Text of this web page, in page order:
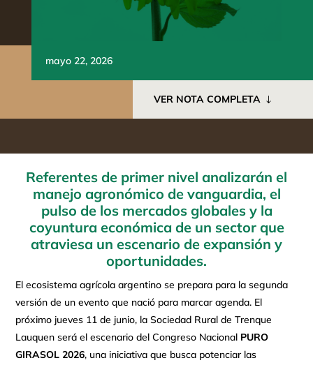
mayo 22, 2026
VER NOTA COMPLETA
Referentes de primer nivel analizarán el
manejo agronómico de vanguardia, el
pulso de los mercados globales y la
coyuntura económica de un sector que
atraviesa un escenario de expansión y
oportunidades.
El ecosistema agrícola argentino se prepara para la segunda
versión de un evento que nació para marcar agenda. El
próximo jueves 11 de junio, la Sociedad Rural de Trenque
Lauquen será el escenario del Congreso Nacional PURO
GIRASOL 2026, una iniciativa que busca potenciar las